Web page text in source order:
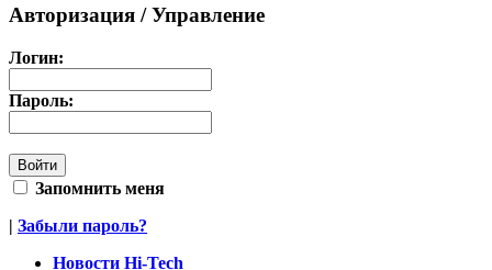
Авторизация / Управление
Логин:
Пароль:
Запомнить меня
| Забыли пароль?
Новости Hi-Tech